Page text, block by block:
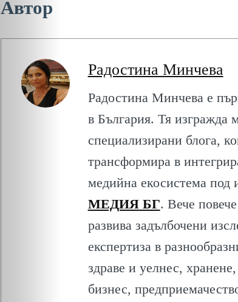
Автор
Радостина Минчева
Радостина Минчева е
в България. Тя изгражда
специализирани блога,
трансформира в
медийна екосистема под
МЕДИЯ БГ. Вече
развива задълбочени
експертиза в
здраве и уелнес,
бизнес,